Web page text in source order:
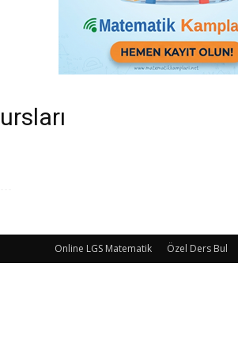
Online LGS Matematik Özel Ders Bul